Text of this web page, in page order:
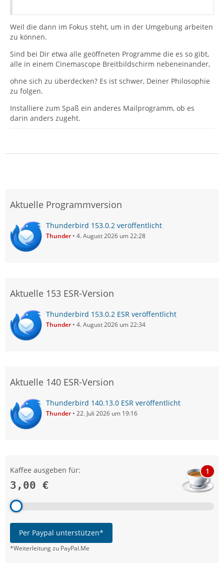
Weil die dann im Fokus steht, um in der Umgebung arbeiten
zu können.
Sind bei Dir etwa alle geöffneten Programme die es so gibt,
alle in einem Cinemascope Breitbildschirm nebeneinander,
ohne sich zu überdecken? Es ist schwer, Deiner Philosophie
zu folgen.
Installiere zum Spaß ein anderes Mailprogramm, ob es
darin anders zugeht.
Aktuelle Programmversion
Thunderbird 153.0.2 veröffentlicht
Thunder 4. August 2026 um 22:28
Aktuelle 153 ESR-Version
Thunderbird 153.0.2 ESR veröffentlicht
Thunder 4. August 2026 um 22:34
Aktuelle 140 ESR-Version
Thunderbird 140.13.0 ESR veröffentlicht
Thunder 22. Juli 2026 um 19:16
Kaffee ausgeben für:
3,00 €
1
Per Paypal unterstützen*
*Weiterleitung zu PayPal.Me